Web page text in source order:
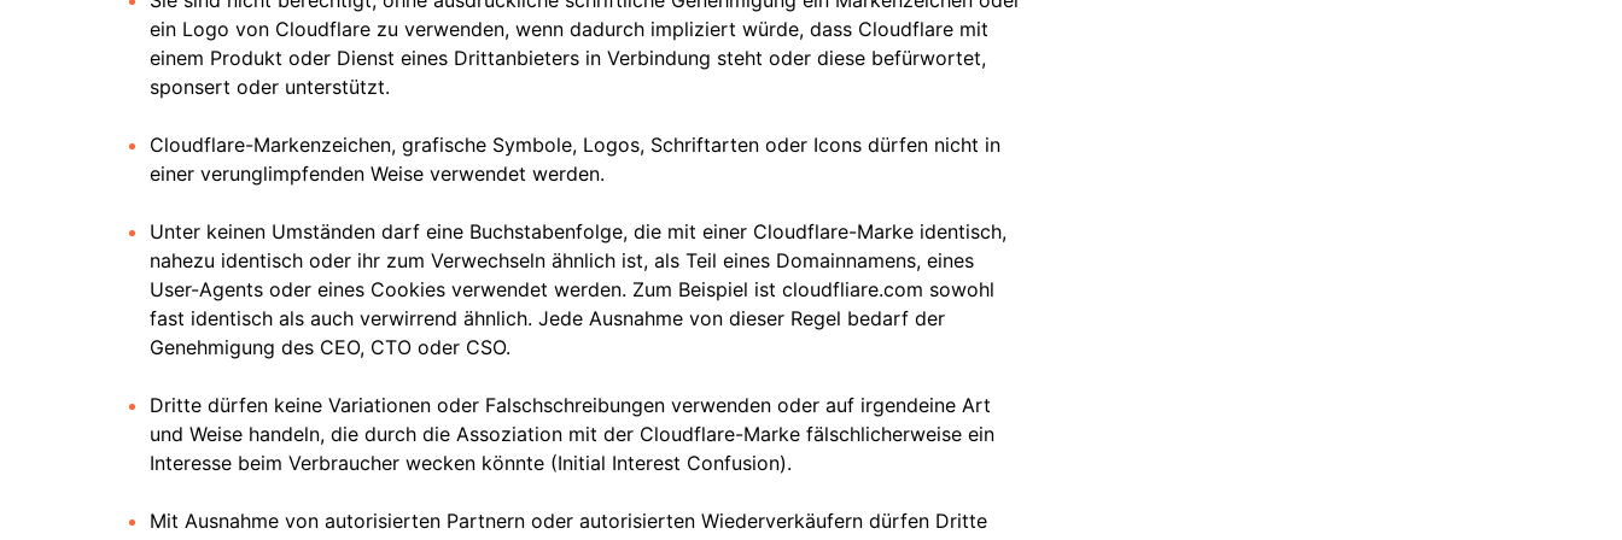
ein Logo von Cloudflare zu verwenden, wenn dadurch impliziert würde, dass Cloudflare mit
einem Produkt oder Dienst eines Drittanbieters in Verbindung steht oder diese befürwortet,
sponsert oder unterstützt.
Cloudflare-Markenzeichen, grafische Symbole, Logos, Schriftarten oder Icons dürfen nicht in
einer verunglimpfenden Weise verwendet werden.
Unter keinen Umständen darf eine Buchstabenfolge, die mit einer Cloudflare-Marke identisch,
nahezu identisch oder ihr zum Verwechseln ähnlich ist, als Teil eines Domainnamens, eines
User-Agents oder eines Cookies verwendet werden. Zum Beispiel ist cloudfliare.com sowohl
fast identisch als auch verwirrend ähnlich. Jede Ausnahme von dieser Regel bedarf der
Genehmigung des CEO, CTO oder CSO.
Dritte dürfen keine Variationen oder Falschschreibungen verwenden oder auf irgendeine Art
und Weise handeln, die durch die Assoziation mit der Cloudflare-Marke fälschlicherweise ein
Interesse beim Verbraucher wecken könnte (Initial Interest Confusion).
Mit Ausnahme von autorisierten Partnern oder autorisierten Wiederverkäufern dürfen Dritte